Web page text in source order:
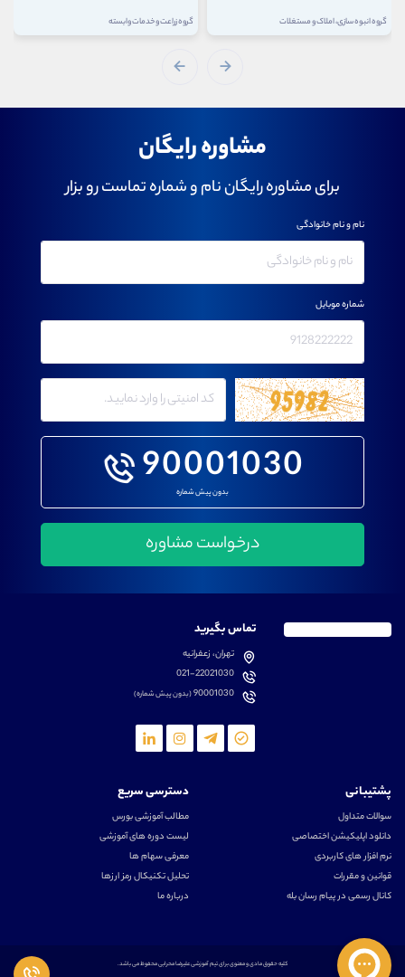
گروه انبوه سازی، املاک و مستغلات گروه زراعت و خدمات وابسته
مشاوره رایگان
برای مشاوره رایگان نام و شماره تماست رو بزار
90001030
بدون پیش شماره
نام و نام خانوادگی
شماره موبایل
تماس بگیرید
تهران، زعفرانیه
021-22021030
90001030(بدون پیش شماره)
پشتیبانی
سوالات متداول
دانلود اپلیکیشن اختصاصی
نرم افزار های کاربردی
قوانین و مقررات
کانال رسمی در پیام رسان بله
دسترسی سریع
مطالب آموزشی بورس
لیست دوره های آموزشی
معرفی سهام ها
تحلیل تکنیکال رمز ارزها
درباره ما
کلیه حقوق مادی و معنوی برای تیم آموزشی علیرضا محرابی محفوظ می باشد.